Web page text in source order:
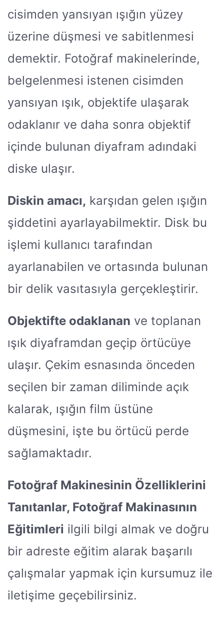
cisimden yansıyan ışığın yüzey
üzerine düşmesi ve sabitlenmesi
demektir. Fotoğraf makinelerinde,
belgelenmesi istenen cisimden
yansıyan ışık, objektife ulaşarak
odaklanır ve daha sonra objektif
içinde bulunan diyafram adındaki
diske ulaşır.
Diskin amacı, karşıdan gelen ışığın
şiddetini ayarlayabilmektir. Disk bu
işlemi kullanıcı tarafından
ayarlanabilen ve ortasında bulunan
bir delik vasıtasıyla gerçekleştirir.
Objektifte odaklanan ve toplanan
ışık diyaframdan geçip örtücüye
ulaşır. Çekim esnasında önceden
seçilen bir zaman diliminde açık
kalarak, ışığın film üstüne
düşmesini, işte bu örtücü perde
sağlamaktadır.
Fotoğraf Makinesinin Özelliklerini
Tanıtanlar, Fotoğraf Makinasının
Eğitimleri ilgili bilgi almak ve doğru
bir adreste eğitim alarak başarılı
çalışmalar yapmak için kursumuz ile
iletişime geçebilirsiniz.